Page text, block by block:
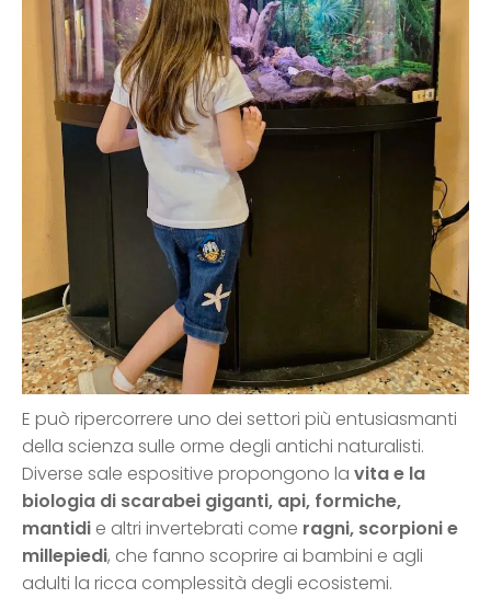
E può ripercorrere uno dei settori più entusiasmanti
della scienza sulle orme degli antichi naturalisti.
Diverse sale espositive propongono la vita e la
biologia di scarabei giganti, api, formiche,
mantidi e altri invertebrati come ragni, scorpioni e
millepiedi, che fanno scoprire ai bambini e agli
adulti la ricca complessità degli ecosistemi.